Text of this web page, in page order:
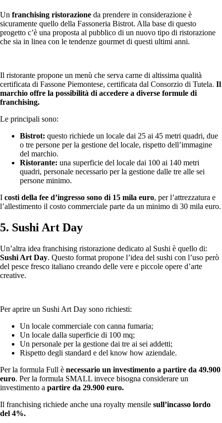
Un franchising ristorazione da prendere in considerazione è
sicuramente quello della Fassoneria Bistrot. Alla base di questo
progetto c’è una proposta al pubblico di un nuovo tipo di ristorazione
che sia in linea con le tendenze gourmet di questi ultimi anni.
Il ristorante propone un menù che serva carne di altissima qualità
certificata di Fassone Piemontese, certificata dal Consorzio di Tutela. Il
marchio offre la possibilità di accedere a diverse formule di
franchising.
Le principali sono:
Bistrot: questo richiede un locale dai 25 ai 45 metri quadri, due
o tre persone per la gestione del locale, rispetto dell’immagine
del marchio.
Ristorante: una superficie del locale dai 100 ai 140 metri
quadri, personale necessario per la gestione dalle tre alle sei
persone minimo.
I costi della fee d’ingresso sono di 15 mila euro, per l’attrezzatura e
l’allestimento il costo commerciale parte da un minimo di 30 mila euro.
5. Sushi Art Day
Un’altra idea franchising ristorazione dedicato al Sushi è quello di:
Sushi Art Day. Questo format propone l’idea del sushi con l’uso però
del pesce fresco italiano creando delle vere e piccole opere d’arte
creative.
Per aprire un Sushi Art Day sono richiesti:
Un locale commerciale con canna fumaria;
Un locale dalla superficie di 100 mq;
Un personale per la gestione dai tre ai sei addetti;
Rispetto degli standard e del know how aziendale.
Per la formula Full è necessario un investimento a partire da 49.900
euro. Per la formula SMALL invece bisogna considerare un
investimento a partire da 29.900 euro.
Il franchising richiede anche una royalty mensile sull’incasso lordo
del 4%.